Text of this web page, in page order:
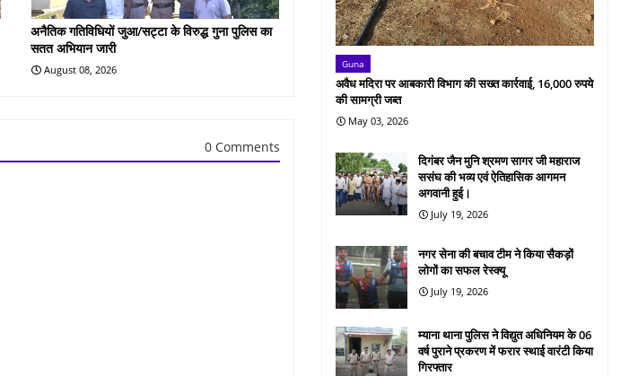
अनैतिक गतिविधियों जुआ/सट्टा के विरुद्ध गुना पुलिस का
सतत अभियान जारी
August 08, 2026
0 Comments
Guna
अवैध मदिरा पर आबकारी विभाग की सख्त कार्रवाई, 16,000 रुपये
की सामग्री जब्त
May 03, 2026
दिगंबर जैन मुनि श्रमण सागर जी महाराज
ससंघ की भव्य एवं ऐतिहासिक आगमन
अगवानी हुई।
July 19, 2026
नगर सेना की बचाव टीम ने किया सैकड़ों
लोगों का सफल रेस्क्यू
July 19, 2026
म्याना थाना पुलिस ने विद्युत अधिनियम के 06
वर्ष पुराने प्रकरण में फरार स्थाई वारंटी किया
गिरफ्तार